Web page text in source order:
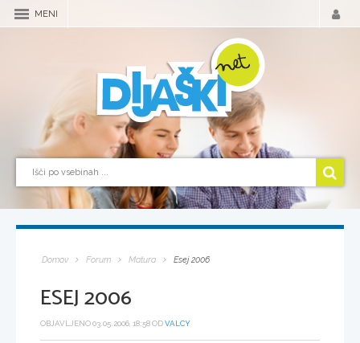
MENI
Domov Forum Matura Esej 2006
ESEJ 2006
OBJAVLJENO 03.05.2006, 18:58 ODVALCY